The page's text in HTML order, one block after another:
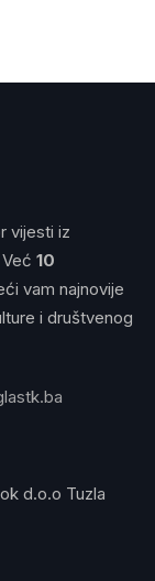
vijesti iz
10
vam najnovije
i društvenog
d.o.o Tuzla